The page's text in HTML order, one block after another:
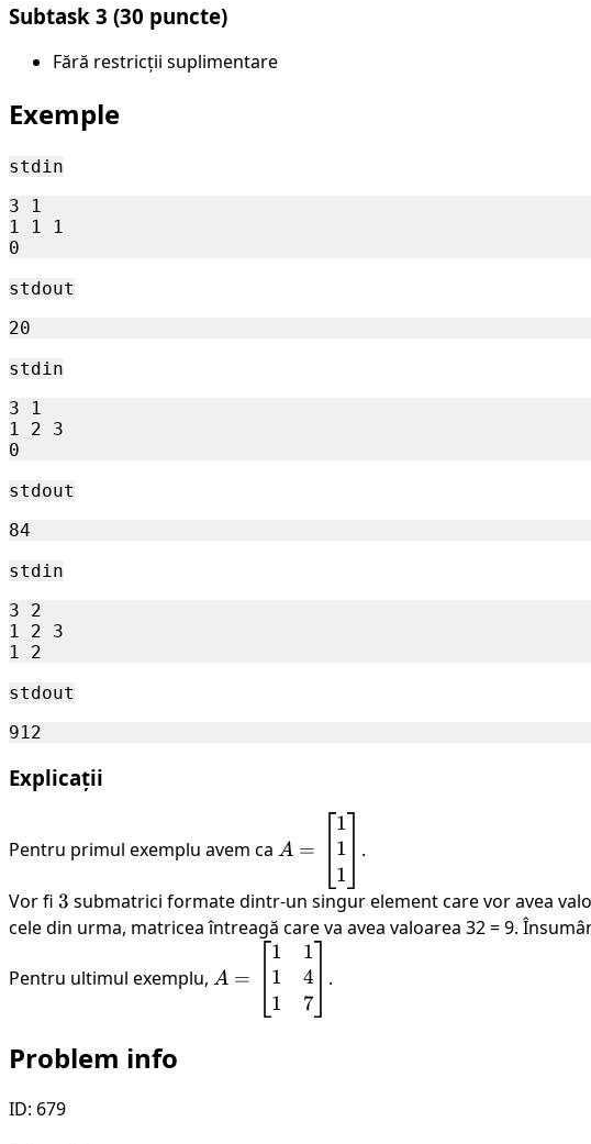
N,
\le
Subtask 3 (30 puncte)
Fără restricții suplimentare
Exemple
stdin
3 1
1 1 1
stdout
stdin
3 1
1 2 3
stdout
stdin
3 2
1 2 3
stdout
Explicații
Pentru primul exemplu avem ca \begin{bmatrix}
1 \\ 1 \\ 1 \\
\end{bmatrix}
A =
1
1
1
.
Vor fi 3
3 submatrici formate dintr-un singur element care vor avea
cele din urma, matricea întreagă care va avea valoarea 32 = 9.
Pentru ultimul exemplu, \begin{bmatrix}
1 & 1 \\ 1 & 4
A =
1
1
1
1
4
7
.
Problem info
ID: 679